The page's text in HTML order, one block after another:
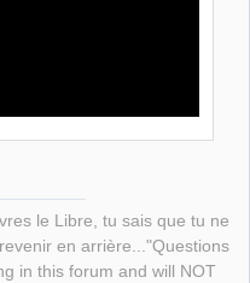
le Libre, tu sais que tu ne
en arrière..."Questions
in this forum and will NOT